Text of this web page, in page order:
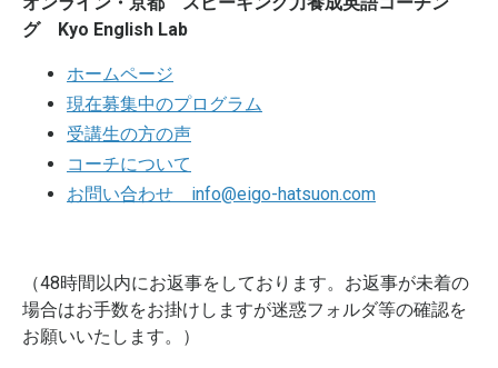
グ Kyo English Lab
ホームページ
現在募集中のプログラム
受講生の方の声
コーチについて
お問い合わせ info@eigo-hatsuon.com
（48時間以内にお返事をしております。お返事が未着の
場合はお手数をお掛けしますが迷惑フォルダ等の確認を
お願いいたします。）